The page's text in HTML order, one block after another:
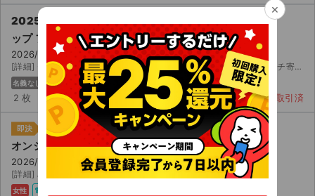
2025-26 大同生命SV.LEAGUE MEN チャンピオンシ
ップ ファイナル
2026/05/17(日) 15:35 横浜アリーナ
[詳細] センターコーナー 〜 列 側（サントリーサンバーズ） ベンチ寄り スマート にて譲渡しま...
名義なし 主催者 電チケ
2 枚 取引済
即決
2025-26 大同生命SV.LEAGUE MEN チャンピ
オンシップ ファイナル
2026/05/17(日) 15:35 横浜アリーナ
[詳細] み
女性 電チケ
×